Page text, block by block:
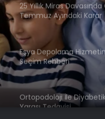
25 Yıllık Miras
Temmuz Ayındaki Karar
Duruşmasına Çevrildi
Eşya Depolama
Seçim Rehberi
Ortopodoloji İle
Yarası Tedavisi